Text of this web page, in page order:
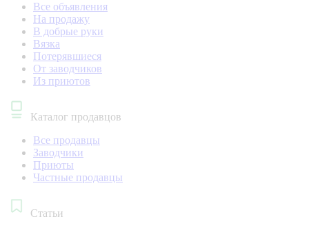
Все объявления
На продажу
В добрые руки
Вязка
Потерявшиеся
От заводчиков
Из приютов
Каталог продавцов
Все продавцы
Заводчики
Приюты
Частные продавцы
Статьи